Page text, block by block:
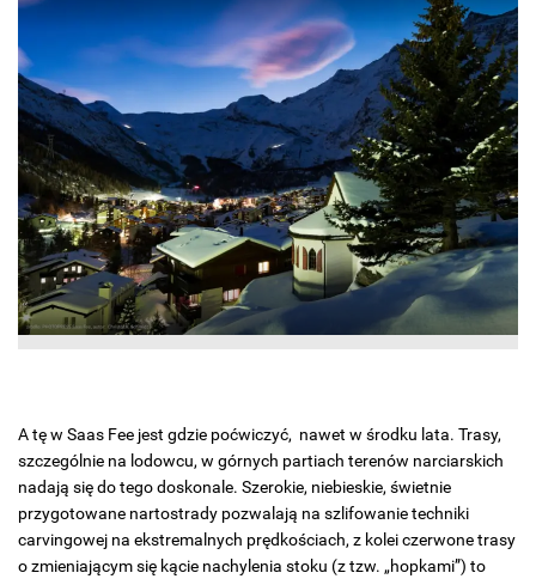
A tę w Saas Fee jest gdzie poćwiczyć, nawet w środku lata. Trasy,
szczególnie na lodowcu, w górnych partiach terenów narciarskich
nadają się do tego doskonale. Szerokie, niebieskie, świetnie
przygotowane nartostrady pozwalają na szlifowanie techniki
carvingowej na ekstremalnych prędkościach, z kolei czerwone trasy
o zmieniającym się kącie nachylenia stoku (z tzw. „hopkami”) to